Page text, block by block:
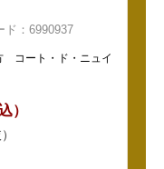
ド：6990937
コート・ド・ニュイ
）